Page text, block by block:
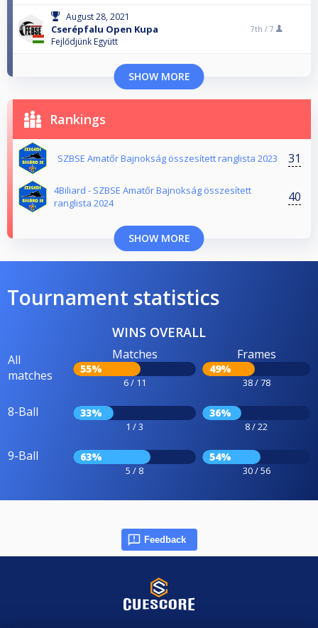
August 28, 2021
Cserépfalu Open Kupa
Fejlődjünk Együtt
7th / 7
SHOW MORE
Rankings
SZBSE Amatőr Bajnokság összesített ranglista 2023 31
4Biliard - SZBSE Amatőr Bajnokság összesített
ranglista 2024
40
SHOW MORE
Tournament statistics
WINS OVERALL
All
matches
Matches
55%
6 / 11
Frames
49%
38 / 78
8-Ball 33%
1 / 3
36%
8 / 22
9-Ball 63%
5 / 8
54%
30 / 56
Feedback